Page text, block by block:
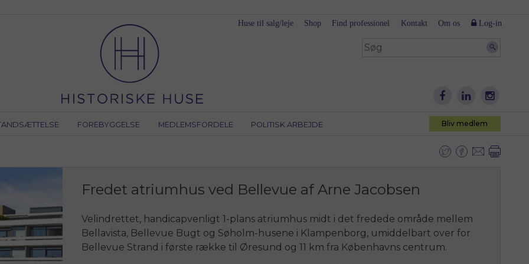
FOREBYGGELSE MEDLEMSFORDELE POLITISK ARBEJDE Bliv medlem
Huse til salg/leje Shop Find professionel Kontakt Om os Log-in
Fredet atriumhus ved Bellevue af Arne Jacobsen
Velindrettet, handicapvenligt 1-plans atriumhus midt i det fredede område mellem
Bellavista, Bellevue Bugt og Søholm-husene i Klampenborg, umiddelbart over for
Bellevue Strand i første række til Øresund og 11 km fra Københavns centrum.